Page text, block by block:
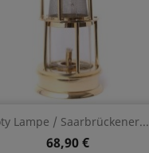
Lampe / Saarbrückener...
68,90 €